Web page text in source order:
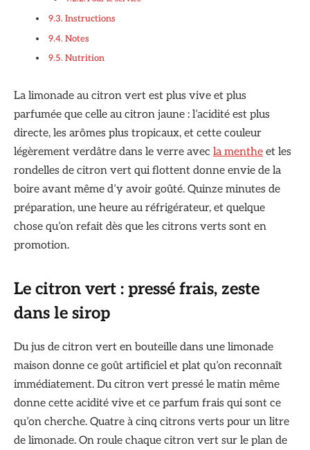
Instructions
Notes
Nutrition
La limonade au citron vert est plus vive et plus
parfumée que celle au citron jaune : l’acidité est plus
directe, les arômes plus tropicaux, et cette couleur
légèrement verdâtre dans le verre avec la menthe et les
rondelles de citron vert qui flottent donne envie de la
boire avant même d’y avoir goûté. Quinze minutes de
préparation, une heure au réfrigérateur, et quelque
chose qu’on refait dès que les citrons verts sont en
promotion.
Le citron vert : pressé frais, zeste
dans le sirop
Du jus de citron vert en bouteille dans une limonade
maison donne ce goût artificiel et plat qu’on reconnaît
immédiatement. Du citron vert pressé le matin même
donne cette acidité vive et ce parfum frais qui sont ce
qu’on cherche. Quatre à cinq citrons verts pour un litre
de limonade. On roule chaque citron vert sur le plan de